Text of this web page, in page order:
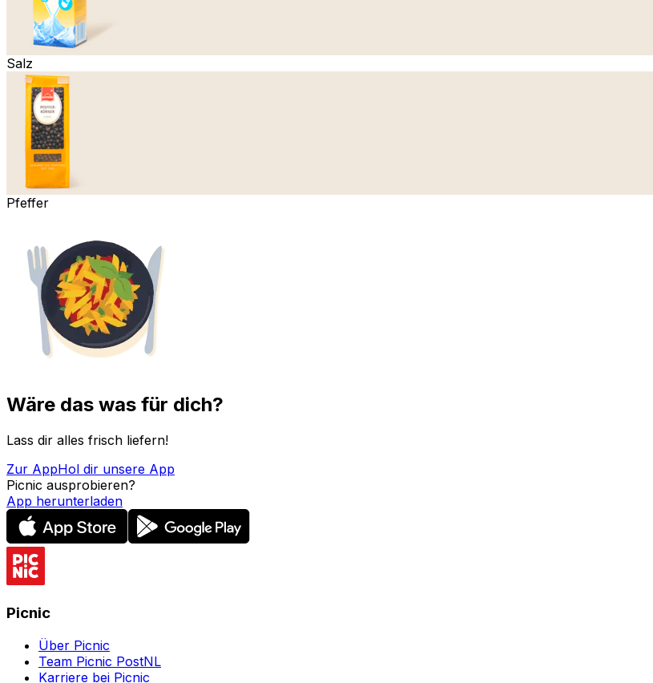
Salz
Pfeffer
Wäre das was für dich?
Lass dir alles frisch liefern!
Zur AppHol dir unsere App
Picnic ausprobieren?
App herunterladen
Picnic
Über Picnic
Team Picnic PostNL
Karriere bei Picnic